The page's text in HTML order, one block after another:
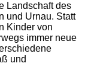
Landschaft des
und Urnau. Statt
Kinder von
immer neue
und